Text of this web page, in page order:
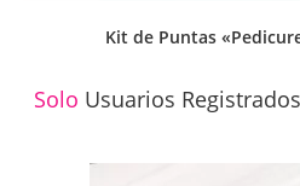
Kit de Puntas
Solo Usuarios Registrados